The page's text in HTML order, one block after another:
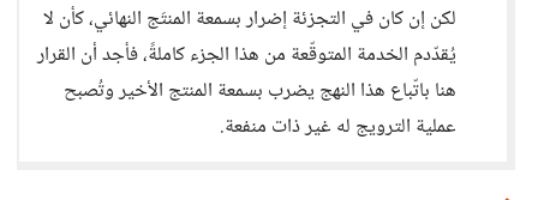
لكن إن كان في التجزئة إضرار بسمعة المنتَج النهائي، كأن لا
يُقدّدم الخدمة المتوقّعة من هذا الجزء كاملةً، فأجد أن القرار
هنا باتّباع هذا النهج يضرب بسمعة المنتج الأخير وتُصبح
عملية الترويج له غير ذات منفعة.